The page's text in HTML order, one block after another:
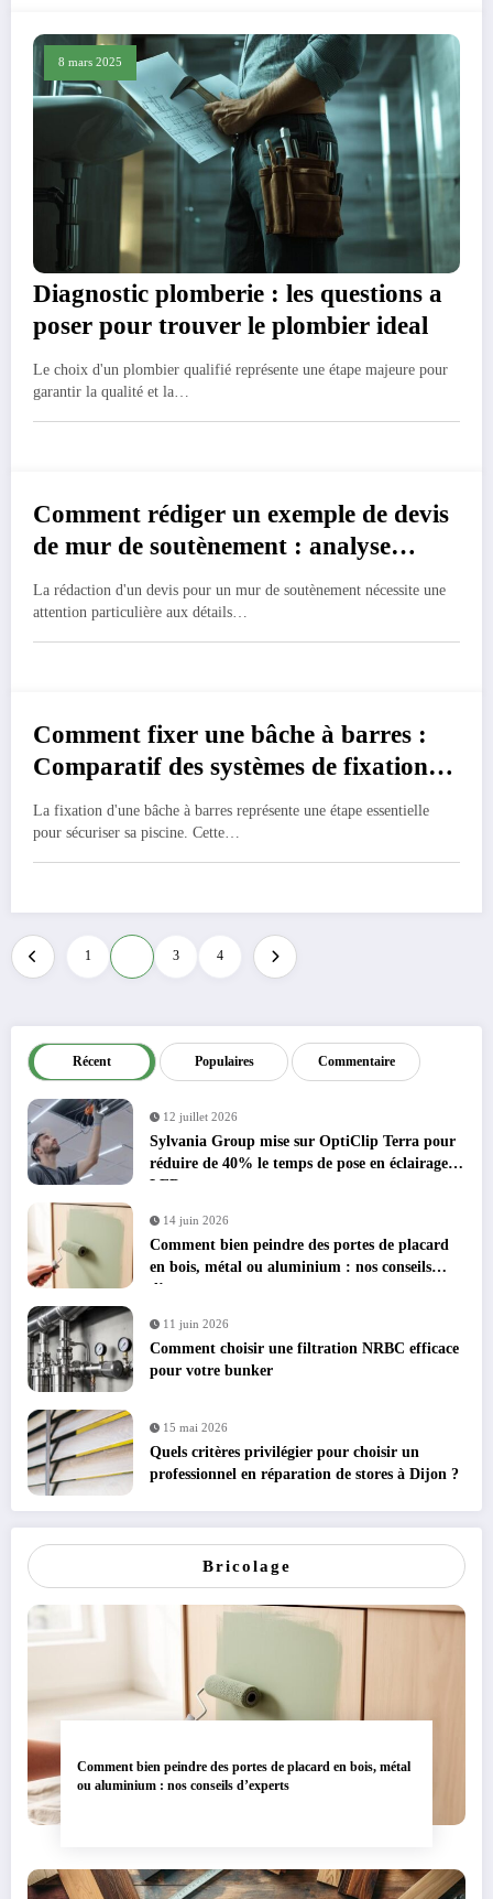
8 mars 2025
Diagnostic plomberie : les questions a
poser pour trouver le plombier ideal
Le choix d'un plombier qualifié représente une étape majeure pour
garantir la qualité et la…
7 mars 2025
Comment rédiger un exemple de devis
de mur de soutènement : analyse
détaillée des coûts bois-béton
La rédaction d'un devis pour un mur de soutènement nécessite une
attention particulière aux détails…
7 mars 2025
Comment fixer une bâche à barres :
Comparatif des systèmes de fixation
selon le type de bâche
La fixation d'une bâche à barres représente une étape essentielle
pour sécuriser sa piscine. Cette…
Pagination
des
publications
1 3 4
Récent Populaires Commentaire
12 juillet 2026
Sylvania Group mise sur OptiClip Terra pour
réduire de 40% le temps de pose en éclairage
LED
14 juin 2026
Comment bien peindre des portes de placard
en bois, métal ou aluminium : nos conseils
d’experts
11 juin 2026
Comment choisir une filtration NRBC efficace
pour votre bunker
15 mai 2026
Quels critères privilégier pour choisir un
professionnel en réparation de stores à Dijon ?
Bricolage
Comment bien peindre des portes de placard en bois, métal
ou aluminium : nos conseils d’experts